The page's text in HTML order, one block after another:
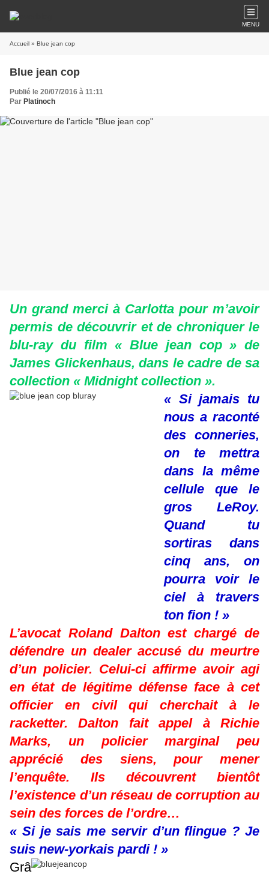
MENU
Accueil » Blue jean cop
Blue jean cop
Publié le 20/07/2016 à 11:11
Par Platinoch
Un grand merci à Carlotta pour m’avoir
permis de découvrir et de chroniquer le
blu-ray du film « Blue jean cop » de
James Glickenhaus, dans le cadre de sa
collection « Midnight collection ».
« Si jamais tu
nous a raconté
des conneries,
on te mettra
dans la même
cellule que le
gros LeRoy.
Quand tu
sortiras dans
cinq ans, on
pourra voir le
ciel à travers
ton fion ! »
L’avocat Roland Dalton est chargé de
défendre un dealer accusé du meurtre
d’un policier. Celui-ci affirme avoir agi
en état de légitime défense face à cet
officier en civil qui cherchait à le
racketter. Dalton fait appel à Richie
Marks, un policier marginal peu
apprécié des siens, pour mener
l’enquête. Ils découvrent bientôt
l’existence d’un réseau de corruption au
sein des forces de l’ordre…
« Si je sais me servir d’un flingue ? Je
suis new-yorkais pardi ! »
Grâ